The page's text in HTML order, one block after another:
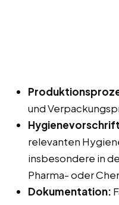
und
relevanten
insbesondere in
Pharma- oder
Dokumentation: